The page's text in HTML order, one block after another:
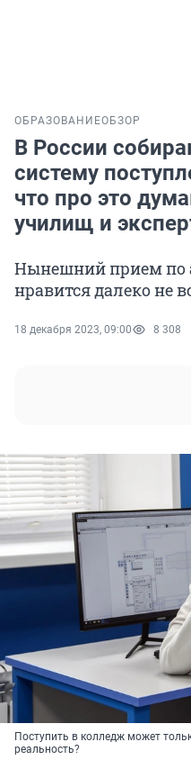
ОБРАЗОВАНИЕОБЗОР
В России
систему
что про это
училищ и
Нынешний прием по
нравится далеко не
18 декабря 2023, 09:00 8 308
Поступить в колледж может
реальность?